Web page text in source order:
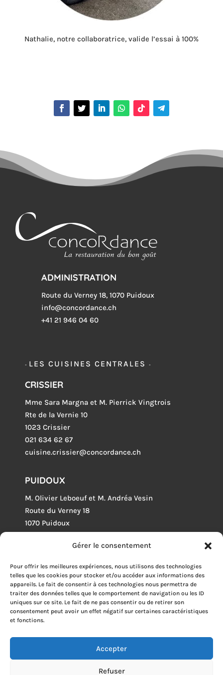
Gérer le consentement
Pour offrir les meilleures expériences, nous utilisons des technologies
telles que les cookies pour stocker et/ou accéder aux informations des
appareils. Le fait de consentir à ces technologies nous permettra de
traiter des données telles que le comportement de navigation ou les ID
uniques sur ce site. Le fait de ne pas consentir ou de retirer son
consentement peut avoir un effet négatif sur certaines caractéristiques
et fonctions.
Accepter
Refuser
Nathalie, notre collaboratrice, valide l’essai à 100%
ADMINISTRATION
Route du Verney 18, 1070 Puidoux
info@concordance.ch
+41 21 946 04 60
-LES CUISINES CENTRALES-
CRISSIER
Mme Sara Margna et M. Pierrick Vingtrois
Rte de la Vernie 10
1023 Crissier
021 634 62 67
cuisine.crissier@concordance.ch
PUIDOUX
M. Olivier Leboeuf et M. Andréa Vesin
Route du Verney 18
1070 Puidoux
cuisine.puidoux@concordance.ch
LEYSIN
M. Cyrille Tillard
p.a. l’ODMER
Rue du Village 26
cuisine.leysin@concordance.ch
© Copyrights 2026 Concordance SA